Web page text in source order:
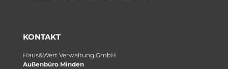
KONTAKT
Haus&Wert Verwaltung GmbH
Außenbüro Minden